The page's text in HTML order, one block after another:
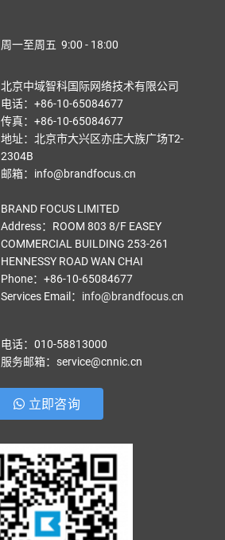
周一至周五 9:00 - 18:00
北京中域智科国际网络技术有限公司
电话：+86-10-65084677
传真：+86-10-65084677
地址：北京市大兴区亦庄大族广场T2-
2304B
邮箱：info@brandfocus.cn
BRAND FOCUS LIMITED
Address：ROOM 803 8/F EASEY
COMMERCIAL BUILDING 253-261
HENNESSY ROAD WAN CHAI
Phone：+86-10-65084677
Services Email ： info@brandfocus.cn
电话：010-58813000
服务邮箱：service@cnnic.cn
立即咨询